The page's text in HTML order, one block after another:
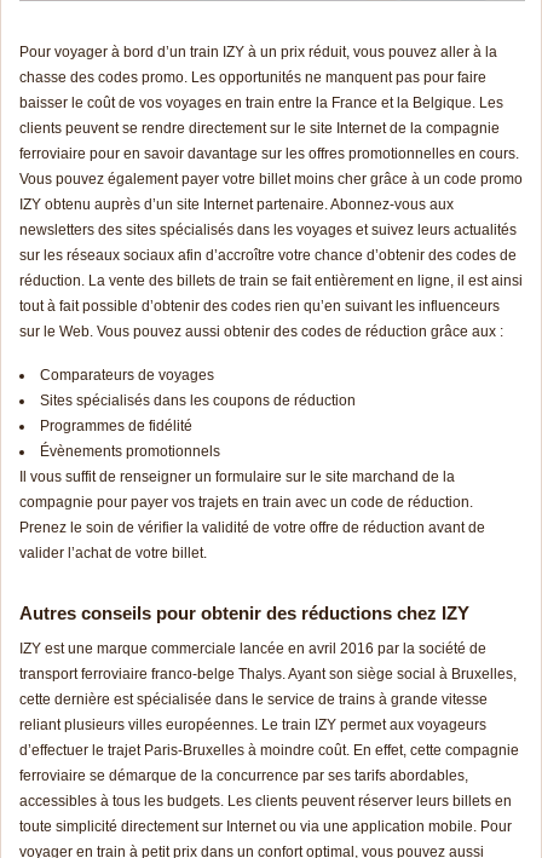
Pour voyager à bord d’un train IZY à un prix réduit, vous pouvez aller à la
chasse des codes promo. Les opportunités ne manquent pas pour faire
baisser le coût de vos voyages en train entre la France et la Belgique. Les
clients peuvent se rendre directement sur le site Internet de la compagnie
ferroviaire pour en savoir davantage sur les offres promotionnelles en cours.
Vous pouvez également payer votre billet moins cher grâce à un code promo
IZY obtenu auprès d’un site Internet partenaire. Abonnez-vous aux
newsletters des sites spécialisés dans les voyages et suivez leurs actualités
sur les réseaux sociaux afin d’accroître votre chance d’obtenir des codes de
réduction. La vente des billets de train se fait entièrement en ligne, il est ainsi
tout à fait possible d’obtenir des codes rien qu’en suivant les influenceurs
sur le Web. Vous pouvez aussi obtenir des codes de réduction grâce aux :
Comparateurs de voyages
Sites spécialisés dans les coupons de réduction
Programmes de fidélité
Évènements promotionnels
Il vous suffit de renseigner un formulaire sur le site marchand de la
compagnie pour payer vos trajets en train avec un code de réduction.
Prenez le soin de vérifier la validité de votre offre de réduction avant de
valider l’achat de votre billet.
Autres conseils pour obtenir des réductions chez IZY
IZY est une marque commerciale lancée en avril 2016 par la société de
transport ferroviaire franco-belge Thalys. Ayant son siège social à Bruxelles,
cette dernière est spécialisée dans le service de trains à grande vitesse
reliant plusieurs villes européennes. Le train IZY permet aux voyageurs
d’effectuer le trajet Paris-Bruxelles à moindre coût. En effet, cette compagnie
ferroviaire se démarque de la concurrence par ses tarifs abordables,
accessibles à tous les budgets. Les clients peuvent réserver leurs billets en
toute simplicité directement sur Internet ou via une application mobile. Pour
voyager en train à petit prix dans un confort optimal, vous pouvez aussi